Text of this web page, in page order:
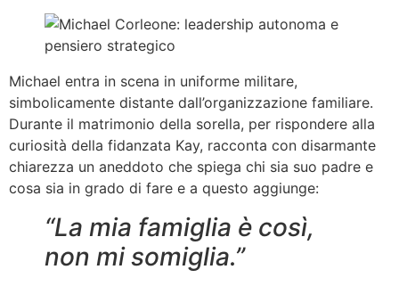
Michael entra in scena in uniforme militare,
simbolicamente distante dall’organizzazione familiare.
Durante il matrimonio della sorella, per rispondere alla
curiosità della fidanzata Kay, racconta con disarmante
chiarezza un aneddoto che spiega chi sia suo padre e
cosa sia in grado di fare e a questo aggiunge:
“La mia famiglia è così,
non mi somiglia.”